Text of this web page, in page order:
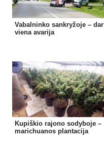
Vabalninko sankryžoje – dar
viena avarija
Kupiškio rajono sodyboje –
marichuanos plantacija